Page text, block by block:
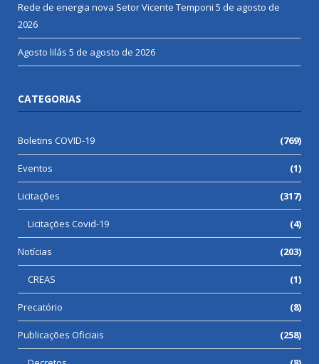
Rede de energia nova Setor Vicente Temponi 5 de agosto de
2026
Agosto lilás 5 de agosto de 2026
CATEGORIAS
Boletins COVID-19 (769)
Eventos (1)
Licitações (317)
Licitações Covid-19 (4)
Notícias (203)
CREAS (1)
Precatório (8)
Publicações Oficiais (258)